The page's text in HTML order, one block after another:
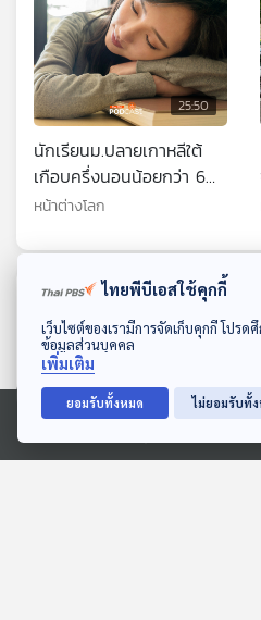
ดาวน์โหลด Thai PBS Podcast Application
Ⓒ 2020 องค์การกระจายเสียงและแพร่ภาพสาธารณะแห่ง
25:50
นักเรียนม.ปลายเกาหลีใต้
เกือบครึ่งนอนน้อยกว่า 6
ชม.
หน้าต่างโลก
ตอนที่เกี่ยวข้องไทยพีบีเอสใช้คุกกี้
เว็บไซต์ของเรามีการจัดเก็บคุกกี้ โปร
ข้อมูลส่วนบุคคล
เพิ่มเติม
ยอมรับทั้งหมด ไม่ยอมรับทั้